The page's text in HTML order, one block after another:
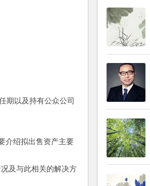
期以及持有公众公司
介绍拟出售资产主要
及与此相关的解决方